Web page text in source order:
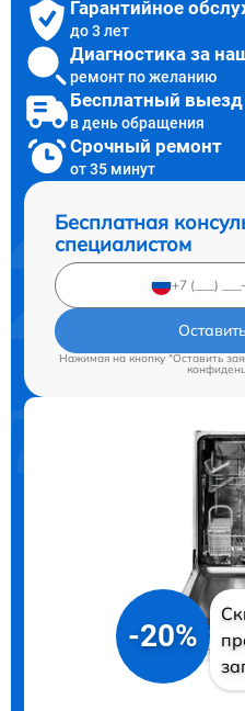
Гарантийное
до 3 лет
Диагностика за
ремонт по желанию
Бесплатный выезд
в день обращения
Срочный ремонт
от 35 минут
Бесплатная
специалистом
Нажимая на кнопку "Оставить
-20%